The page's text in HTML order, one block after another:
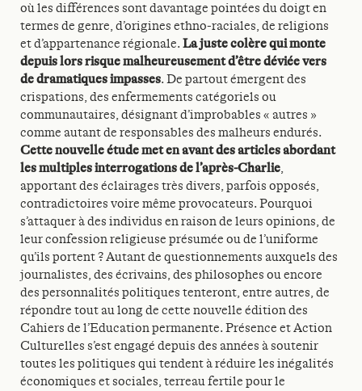
où les différences sont davantage pointées du doigt en
termes de genre, d’origines ethno-raciales, de religions
et d’appartenance régionale. La juste colère qui monte
depuis lors risque malheureusement d’être déviée vers
de dramatiques impasses. De partout émergent des
crispations, des enfermements catégoriels ou
communautaires, désignant d’improbables « autres »
comme autant de responsables des malheurs endurés.
Cette nouvelle étude met en avant des articles abordant
les multiples interrogations de l’après-Charlie,
apportant des éclairages très divers, parfois opposés,
contradictoires voire même provocateurs. Pourquoi
s’attaquer à des individus en raison de leurs opinions, de
leur confession religieuse présumée ou de l’uniforme
qu’ils portent ? Autant de questionnements auxquels des
journalistes, des écrivains, des philosophes ou encore
des personnalités politiques tenteront, entre autres, de
répondre tout au long de cette nouvelle édition des
Cahiers de l’Education permanente. Présence et Action
Culturelles s’est engagé depuis des années à soutenir
toutes les politiques qui tendent à réduire les inégalités
économiques et sociales, terreau fertile pour le